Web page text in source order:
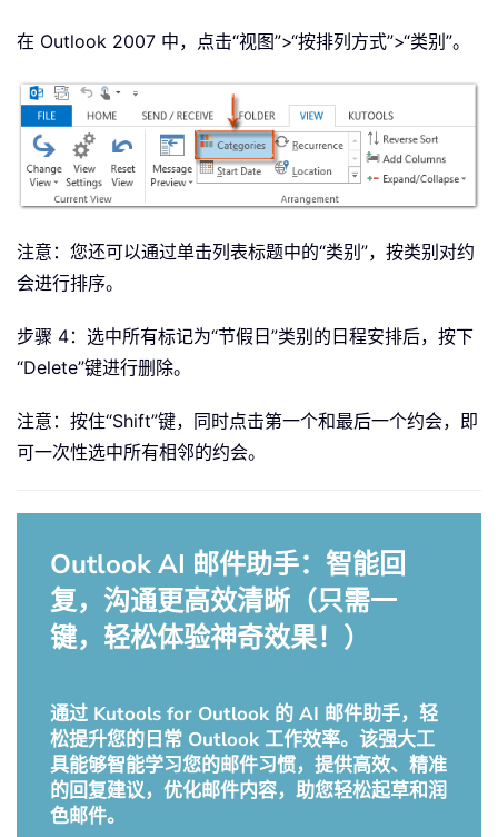
在 Outlook 2007 中，点击“视图”>“按排列方式”>“类别”。
注意：您还可以通过单击列表标题中的“类别”，按类别对约
会进行排序。
步骤 4：选中所有标记为“节假日”类别的日程安排后，按下
“Delete”键进行删除。
注意：按住“Shift”键，同时点击第一个和最后一个约会，即
可一次性选中所有相邻的约会。
Outlook AI 邮件助手：智能回
复，沟通更高效清晰（只需一
键，轻松体验神奇效果！）
通过 Kutools for Outlook 的 AI 邮件助手，轻
松提升您的日常 Outlook 工作效率。该强大工
具能够智能学习您的邮件习惯，提供高效、精准
的回复建议，优化邮件内容，助您轻松起草和润
色邮件。